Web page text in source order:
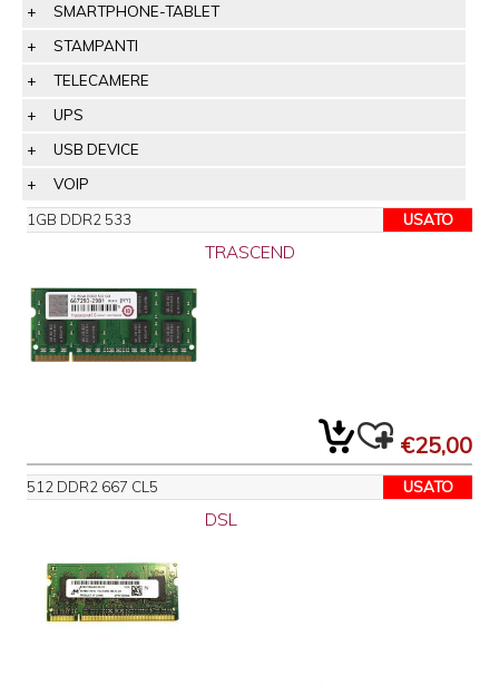
SMARTPHONE-TABLET
STAMPANTI
TELECAMERE
UPS
USB DEVICE
VOIP
1GB DDR2 533
USATO
TRASCEND
€25,00
512 DDR2 667 CL5 USATO
DSL